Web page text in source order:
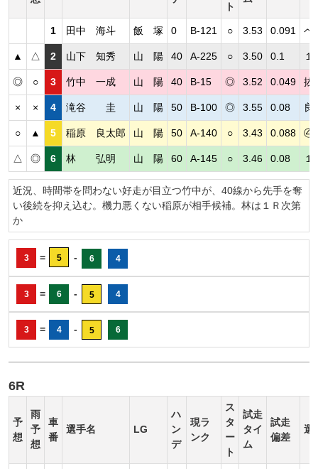
ト
1 田中 海斗 飯 塚 0 B-121 ○ 3.53 0.091 ペ
▲ △ 2 山下 知秀 山 陽 40 A-225 ○ 3.50 0.1 １
◎ ○ 3 竹中 一成 山 陽 40 B-15 ◎ 3.52 0.049 抜
× × 4 滝谷 圭 山 陽 50 B-100 ◎ 3.55 0.08 良
○ ▲ 5 稲原 良太郎 山 陽 50 A-140 ○ 3.43 0.088 ④
△ ◎ 6 林 弘明 山 陽 60 A-145 ○ 3.46 0.08 １
近況、時間帯を問わない好走が目立つ竹中が、40線から先手を奪
い後続を抑え込む。機力悪くない稲原が相手候補。林は１Ｒ次第
か
3 = 5 - 6 4
3 = 6 - 5 4
3 = 4 - 5 6
6R
予
想
雨
予
想
車
番
選手名 LG
ハ
ン
デ
現ラ
ンク
ス
タ
ー
ト
試走
タイ
ム
試走
偏差
選